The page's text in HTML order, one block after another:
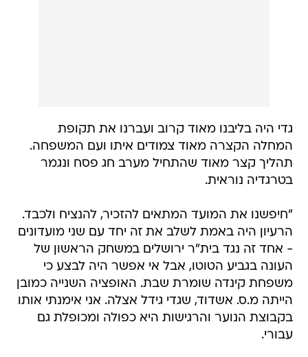
גדי היה בליבנו מאוד קרוב ועברנו את תקופת
המחלה הקצרה מאוד צמודים איתו ועם המשפחה.
תהליך קצר מאוד שהתחיל מערב חג פסח ונגמר
בטרגדיה נוראית.
"חיפשנו את המועד המתאים להזכיר, להנציח ולכבד.
הרעיון היה באמת לשלב את זה יחד עם שני מועדונים
- אחד זה נגד בית"ר ירושלים במשחק הראשון של
העונה בגביע הטוטו, אבל אי אפשר היה לבצע כי
משפחת קינדה שומרת שבת. האופציה השנייה כמובן
הייתה מ.ס. אשדוד, שגדי גידל אצלה. אני אימנתי אותו
בקבוצת הנוער והרגישות היא כפולה ומכופלת גם
עבורי.